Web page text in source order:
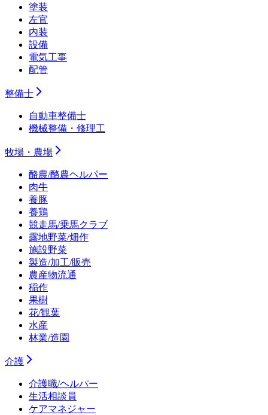
塗装
左官
内装
設備
電気工事
配管
整備士
自動車整備士
機械整備・修理工
牧場・農場
酪農/酪農ヘルパー
肉牛
養豚
養鶏
競走馬/乗馬クラブ
露地野菜/畑作
施設野菜
製造/加工/販売
農産物流通
稲作
果樹
花/観葉
水産
林業/造園
介護
介護職/ヘルパー
生活相談員
ケアマネジャー